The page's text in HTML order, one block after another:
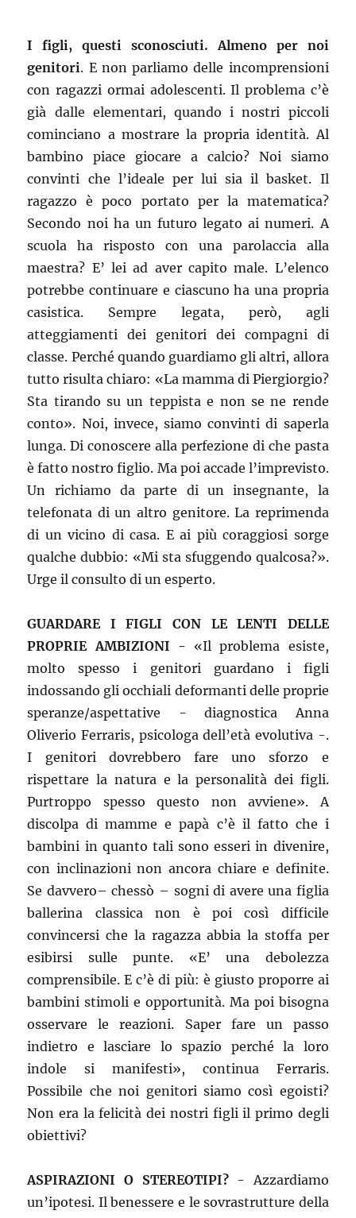
I figli, questi sconosciuti. Almeno per noi
genitori. E non parliamo delle incomprensioni
con ragazzi ormai adolescenti. Il problema c’è
già dalle elementari, quando i nostri piccoli
cominciano a mostrare la propria identità. Al
bambino piace giocare a calcio? Noi siamo
convinti che l’ideale per lui sia il basket. Il
ragazzo è poco portato per la matematica?
Secondo noi ha un futuro legato ai numeri. A
scuola ha risposto con una parolaccia alla
maestra? E’ lei ad aver capito male. L’elenco
potrebbe continuare e ciascuno ha una propria
casistica. Sempre legata, però, agli
atteggiamenti dei genitori dei compagni di
classe. Perché quando guardiamo gli altri, allora
tutto risulta chiaro: «La mamma di Piergiorgio?
Sta tirando su un teppista e non se ne rende
conto». Noi, invece, siamo convinti di saperla
lunga. Di conoscere alla perfezione di che pasta
è fatto nostro figlio. Ma poi accade l’imprevisto.
Un richiamo da parte di un insegnante, la
telefonata di un altro genitore. La reprimenda
di un vicino di casa. E ai più coraggiosi sorge
qualche dubbio: «Mi sta sfuggendo qualcosa?».
Urge il consulto di un esperto.
GUARDARE I FIGLI CON LE LENTI DELLE
PROPRIE AMBIZIONI - «Il problema esiste,
molto spesso i genitori guardano i figli
indossando gli occhiali deformanti delle proprie
speranze/aspettative - diagnostica Anna
Oliverio Ferraris, psicologa dell’età evolutiva -.
I genitori dovrebbero fare uno sforzo e
rispettare la natura e la personalità dei figli.
Purtroppo spesso questo non avviene». A
discolpa di mamme e papà c’è il fatto che i
bambini in quanto tali sono esseri in divenire,
con inclinazioni non ancora chiare e definite.
Se davvero– chessò – sogni di avere una figlia
ballerina classica non è poi così difficile
convincersi che la ragazza abbia la stoffa per
esibirsi sulle punte. «E’ una debolezza
comprensibile. E c’è di più: è giusto proporre ai
bambini stimoli e opportunità. Ma poi bisogna
osservare le reazioni. Saper fare un passo
indietro e lasciare lo spazio perché la loro
indole si manifesti», continua Ferraris.
Possibile che noi genitori siamo così egoisti?
Non era la felicità dei nostri figli il primo degli
obiettivi?
ASPIRAZIONI O STEREOTIPI?- Azzardiamo
un’ipotesi. Il benessere e le sovrastrutture della